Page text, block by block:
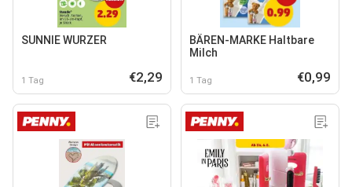
SUNNIE WURZER
1 Tag €2,29
BÄREN-MARKE Haltbare
Milch
1 Tag €0,99